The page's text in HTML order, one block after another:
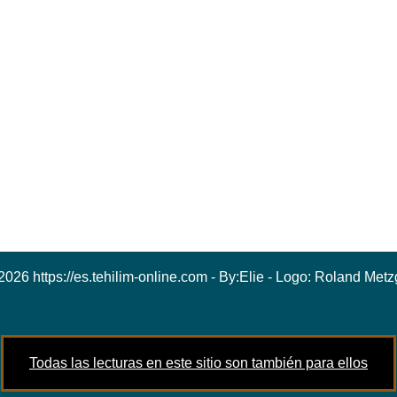
https://es.tehilim-online.com - By:Elie- Logo: Roland
Todas las lecturas en este sitio son también para ellos